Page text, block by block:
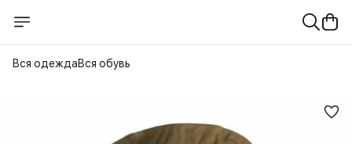
Вся одеждаВся обувь